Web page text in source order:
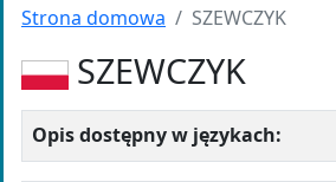
Strona domowa SZEWCZYK
SZEWCZYK
Opis dostępny w językach: